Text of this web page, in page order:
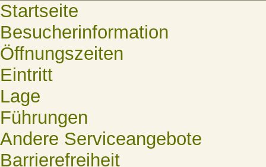
Startseite
Besucherinformation
Öffnungszeiten
Eintritt
Lage
Führungen
Andere Serviceangebote
Barrierefreiheit